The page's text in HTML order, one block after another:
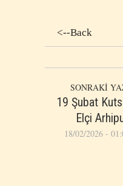
<--Back
SONRAKİ
19 Şubat
Elçi
18/02/2026 -